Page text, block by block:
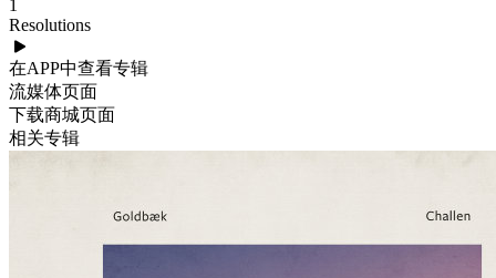
1
Resolutions
在APP中查看专辑
流媒体页面
下载商城页面
相关专辑